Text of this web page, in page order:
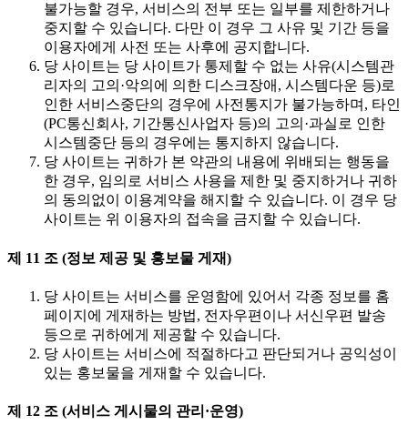
불가능할 경우, 서비스의 전부 또는 일부를 제한하거나
중지할 수 있습니다. 다만 이 경우 그 사유 및 기간 등을
이용자에게 사전 또는 사후에 공지합니다.
당 사이트는 당 사이트가 통제할 수 없는 사유(시스템관
리자의 고의·악의에 의한 디스크장애, 시스템다운 등)로
인한 서비스중단의 경우에 사전통지가 불가능하며, 타인
(PC통신회사, 기간통신사업자 등)의 고의·과실로 인한
시스템중단 등의 경우에는 통지하지 않습니다.
당 사이트는 귀하가 본 약관의 내용에 위배되는 행동을
한 경우, 임의로 서비스 사용을 제한 및 중지하거나 귀하
의 동의없이 이용계약을 해지할 수 있습니다. 이 경우 당
사이트는 위 이용자의 접속을 금지할 수 있습니다.
제 11 조 (정보 제공 및 홍보물 게재)
당 사이트는 서비스를 운영함에 있어서 각종 정보를 홈
페이지에 게재하는 방법, 전자우편이나 서신우편 발송
등으로 귀하에게 제공할 수 있습니다.
당 사이트는 서비스에 적절하다고 판단되거나 공익성이
있는 홍보물을 게재할 수 있습니다.
제 12 조 (서비스 게시물의 관리·운영)